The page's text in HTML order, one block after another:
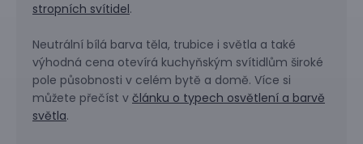
stropních svítidel.
Neutrální bílá barva těla, trubice i světla a také
výhodná cena otevírá kuchyňským svítidlům široké
pole působnosti v celém bytě a domě. Více si
můžete přečíst v článku o typech osvětlení a barvě
světla.